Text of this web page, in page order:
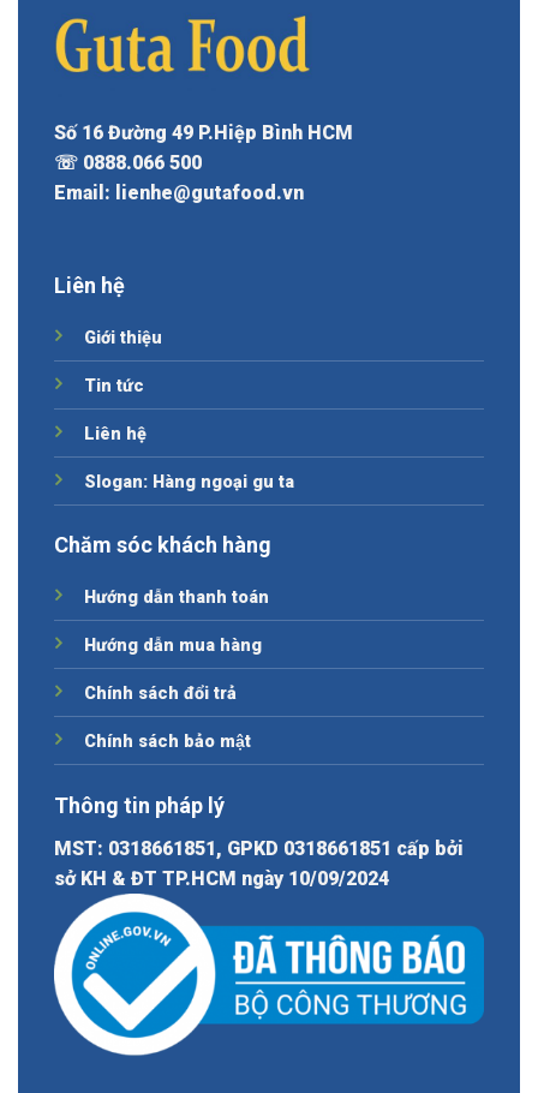
Số 16 Đường 49 P.Hiệp Bình HCM
☏ 0888.066 500
Email: lienhe@gutafood.vn
Liên hệ
Giới thiệu
Tin tức
Liên hệ
Slogan: Hàng ngoại gu ta
Chăm sóc khách hàng
Hướng dẫn thanh toán
Hướng dẫn mua hàng
Chính sách đổi trả
Chính sách bảo mật
Thông tin pháp lý
MST: 0318661851, GPKD 0318661851 cấp bởi
sở KH & ĐT TP.HCM ngày 10/09/2024